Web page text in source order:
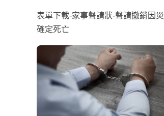
表單下載-家事聲請狀-聲請撤銷因災
確定死亡